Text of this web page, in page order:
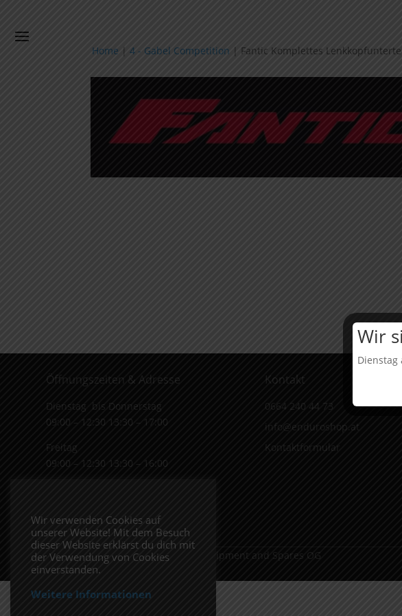
Home |4 - Gabel Competition | Fantic Komplettes
Öffnungszeiten & Adresse
Dienstag bis Donnerstag
09:00 – 12:30 13:30 – 17:00
Freitag
09:00 – 12:30 13:30 – 16:00
In Google Maps öffnen.
Kontakt
0664 240 44 73
info@enduroshop.at
Kontaktformular
Copyright 2026 ENDUROSHOP.at Equipment and Spares OG
Wir verwenden Cookies auf
unserer Website! Mit dem Besuch
dieser Website erklärst du dich mit
der Verwendung von Cookies
einverstanden.
Weitere Informationen
Wir
Dienstag